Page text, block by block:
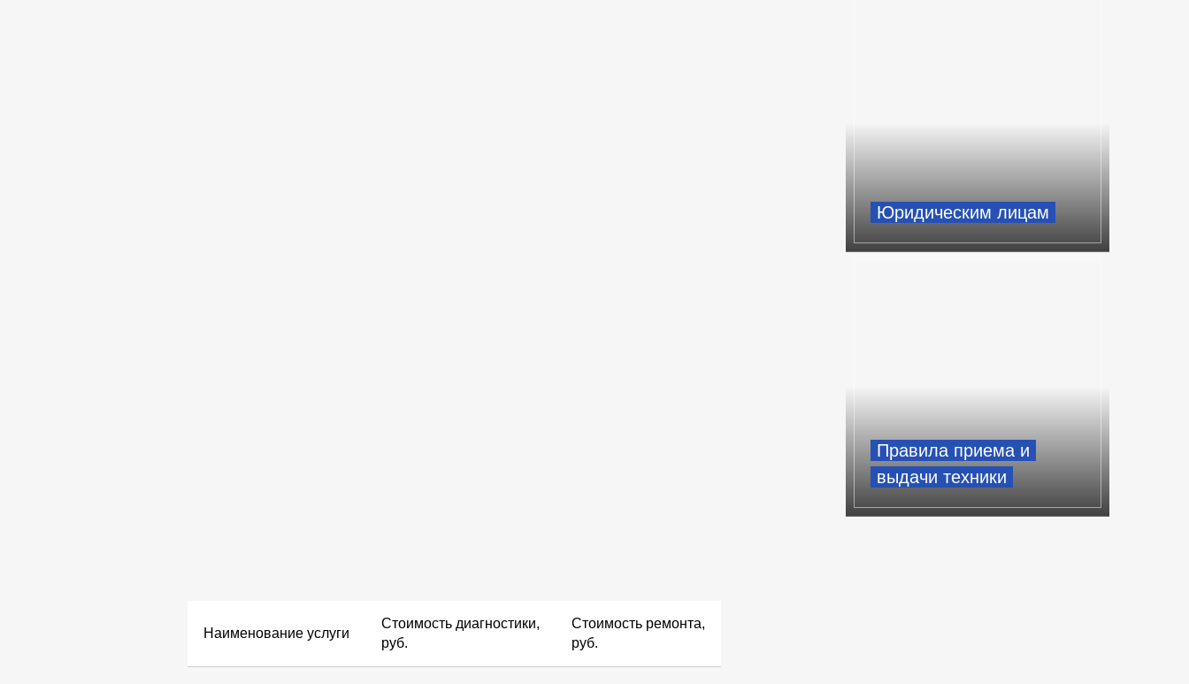
Юридическим лицам
Правила приема и
выдачи техники
Наименование услуги
Стоимость диагностики,
руб.
Стоимость ремонта,
руб.